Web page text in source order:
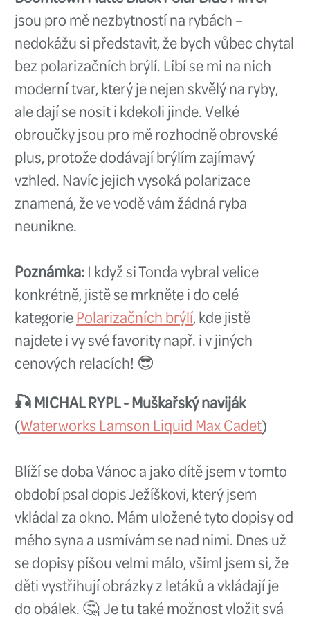
Guideline
Mám totiž jedny staré
potřeba upgradovat. Na
Guideline se mi libí, že jsou z
jsou takřka až ke krku. Takže
v maximálním v teple a pohodlí.
chce člověk věnovat
nedílnou součástí výbavy. Tak
doufám, že chodíš na
Poznámka:V kategorii
fleecové spodky od Guideline
mimo-jiné i další zateplené
např. od značek Simms nebo
🎣 TONDA
PLESKAČ -
Rybářské brýle